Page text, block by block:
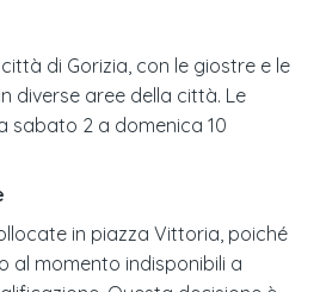
di Gorizia, con le giostre e le
diverse aree della città. Le
sabato 2 a domenica 10
in piazza Vittoria, poiché
al momento indisponibili a